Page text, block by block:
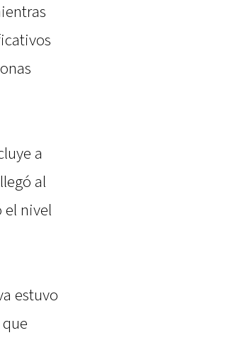
a
al
el nivel
estuvo